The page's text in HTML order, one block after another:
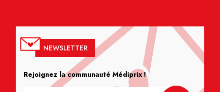
NEWSLETTER
Rejoignez la communauté Médiprix !